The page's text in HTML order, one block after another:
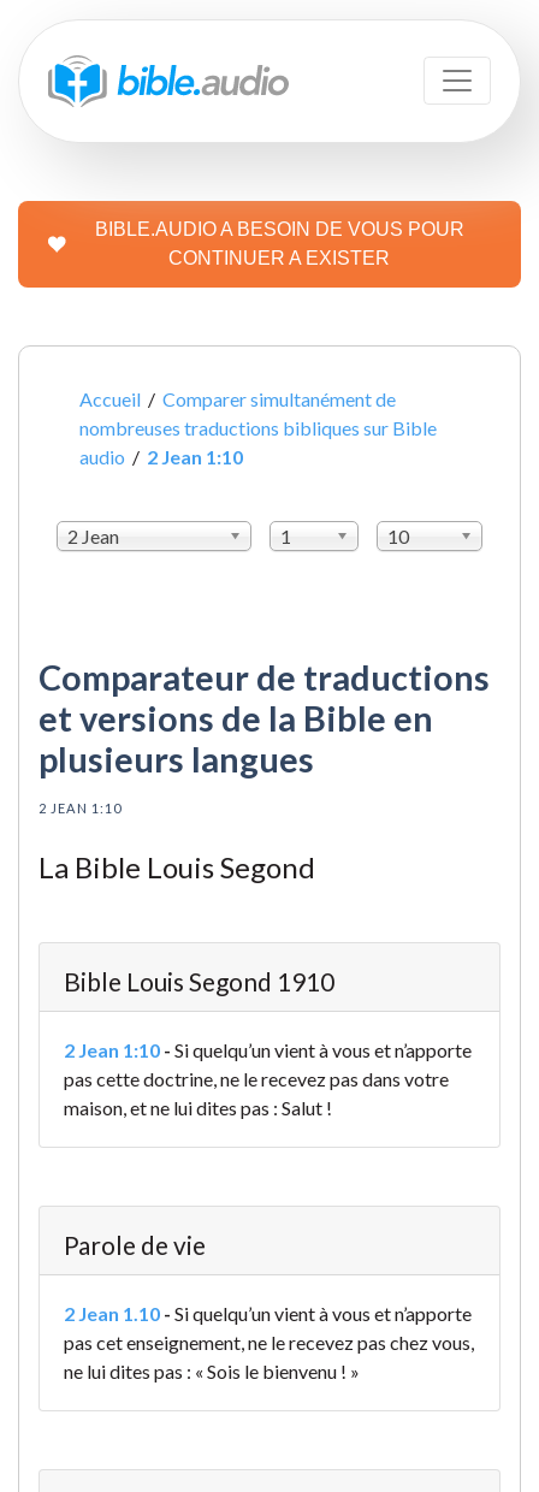
BIBLE.AUDIO A BESOIN DE VOUS POUR
CONTINUER A EXISTER
Accueil /Comparer simultanément de
nombreuses traductions bibliques sur Bible
audio / 2 Jean 1:10
2 Jean 1 10
Comparateur de traductions
et versions de la Bible en
plusieurs langues
2 JEAN 1:10
La Bible Louis Segond
Bible Louis Segond 1910
2 Jean 1:10 - Si quelqu’un vient à vous et n’apporte
pas cette doctrine, ne le recevez pas dans votre
maison, et ne lui dites pas : Salut !
Parole de vie
2 Jean 1.10 - Si quelqu’un vient à vous et n’apporte
pas cet enseignement, ne le recevez pas chez vous,
ne lui dites pas : « Sois le bienvenu ! »